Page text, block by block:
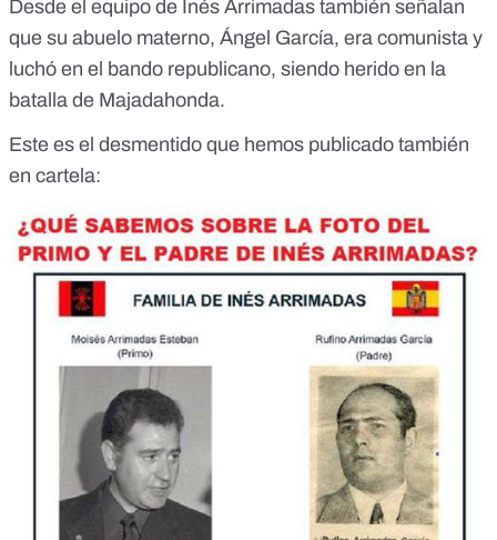
Desde el equipo de Inés Arrimadas también señalan
que su abuelo materno, Ángel García, era comunista y
luchó en el bando republicano, siendo herido en la
batalla de Majadahonda.
Este es el desmentido que hemos publicado también
en cartela: